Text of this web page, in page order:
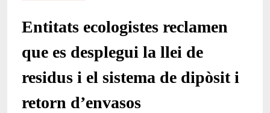
Entitats ecologistes reclamen
que es desplegui la llei de
residus i el sistema de dipòsit i
retorn d’envasos